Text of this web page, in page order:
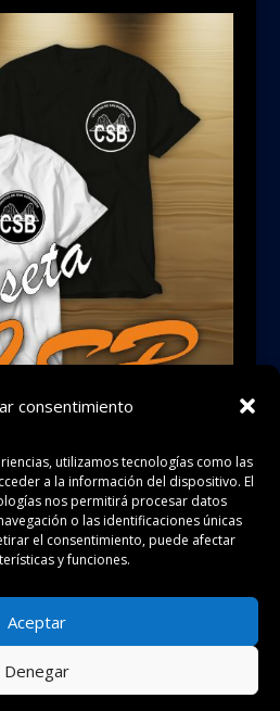
consentimiento
utilizamos tecnologías como las
a la información del dispositivo. El
nos permitirá procesar datos
o las identificaciones únicas
el consentimiento, puede afectar
y funciones.
Aceptar
Denegar
Política de privacidad
Condiciones de uso